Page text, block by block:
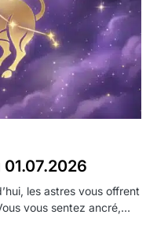
les astres vous offrent
vous sentez ancré,…